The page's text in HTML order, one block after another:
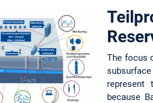
The focus
represent
because